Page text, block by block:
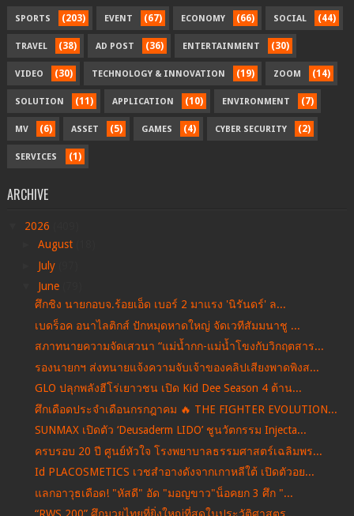
SPORTS (203) EVENT (67) ECONOMY (66) SOCIAL (44)
TRAVEL (38) AD POST (36) ENTERTAINMENT (30)
VIDEO (30) TECHNOLOGY & INNOVATION (19) ZOOM (14)
SOLUTION (11) APPLICATION (10) ENVIRONMENT (7)
MV (6) ASSET (5) GAMES (4) CYBER SECURITY (2)
SERVICES (1)
ARCHIVE
2026
August
July
June
ศึกชิง นายกอบจ.ร้อยเอ็ด เบอร์ 2 มาแรง 'นิรันดร์' ล...
เบดร็อค อนาไลติกส์ ปักหมุดหาดใหญ่ จัดเวทีสัมมนาชู ...
สภาทนายความจัดเสวนา “แม่น้ำกก-แม่น้ำโขงกับวิกฤตสาร...
รองนายกฯ ส่งทนายแจ้งความจับเจ้าของคลิปเสียงพาดพิงส...
GLO ปลุกพลังฮีโร่เยาวชน เปิด Kid Dee Season 4 ต้าน...
ศึกเดือดประจำเดือนกรกฎาคม 🔥 THE FIGHTER EVOLUTION...
SUNMAX เปิดตัว ‘Deusaderm LIDO’ ชูนวัตกรรม Injecta...
ครบรอบ 20 ปี ศูนย์หัวใจ โรงพยาบาลธรรมศาสตร์เฉลิมพร...
Id PLACOSMETICS เวชสำอางดังจากเกาหลีใต้ เปิดตัวอย...
แลกอาวุธเดือด! "หัสดี" อัด "มอญขาว"น็อคยก 3 ศึก "...